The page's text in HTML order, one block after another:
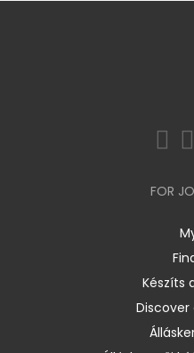
FOR
Készíts